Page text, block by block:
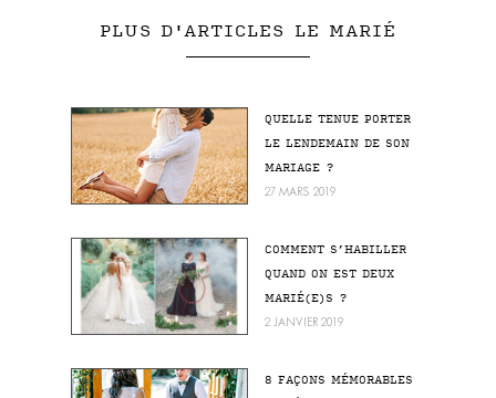
PLUS D'ARTICLES LE MARIÉ
QUELLE TENUE PORTER
LE LENDEMAIN DE SON
MARIAGE ?
27 MARS 2019
COMMENT S’HABILLER
QUAND ON EST DEUX
MARIÉ(E)S ?
2 JANVIER 2019
8 FAÇONS MÉMORABLES